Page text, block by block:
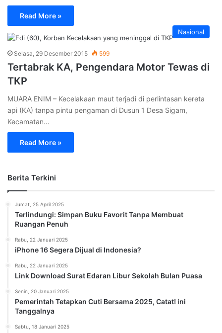
Read More »
Nasional
Selasa, 29 Desember 2015 599
Tertabrak KA, Pengendara Motor Tewas di
TKP
MUARA ENIM – Kecelakaan maut terjadi di perlintasan kereta
api (KA) tanpa pintu pengaman di Dusun 1 Desa Sigam,
Kecamatan…
Read More »
Berita Terkini
Jumat, 25 April 2025
Terlindungi: Simpan Buku Favorit Tanpa Membuat
Ruangan Penuh
Rabu, 22 Januari 2025
iPhone 16 Segera Dijual di Indonesia?
Rabu, 22 Januari 2025
Link Download Surat Edaran Libur Sekolah Bulan Puasa
Senin, 20 Januari 2025
Pemerintah Tetapkan Cuti Bersama 2025, Catat! ini
Tanggalnya
Sabtu, 18 Januari 2025